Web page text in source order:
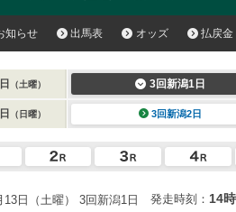
知らせ 出馬表 オッズ 払戻金
（土曜） 3回新潟1日
（日曜） 3回新潟2日
13日（土曜） 3回新潟1日 発走時刻： 14